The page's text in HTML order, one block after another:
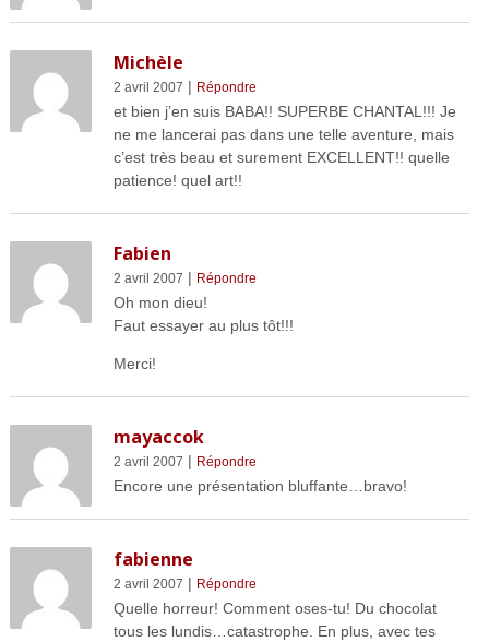
Michèle
2 avril 2007 | Répondre
et bien j’en suis BABA!! SUPERBE CHANTAL!!! Je
ne me lancerai pas dans une telle aventure, mais
c’est très beau et surement EXCELLENT!! quelle
patience! quel art!!
Fabien
2 avril 2007 | Répondre
Oh mon dieu!
Faut essayer au plus tôt!!!
Merci!
mayaccok
2 avril 2007 | Répondre
Encore une présentation bluffante…bravo!
fabienne
2 avril 2007 | Répondre
Quelle horreur! Comment oses-tu! Du chocolat
tous les lundis…catastrophe. En plus, avec tes